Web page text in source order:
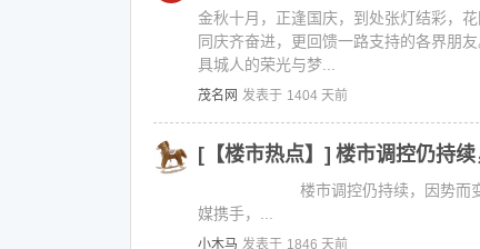
金秋十月，正逢国庆，到处张灯结彩，
同庆齐奋进，更回馈一路支持的各界朋
具城人的荣光与梦...
茂名网 发表于 1404 天前
[【楼市热点】] 楼市调控仍持
楼市调控仍持续，因
媒携手，...
小木马 发表于 1846 天前